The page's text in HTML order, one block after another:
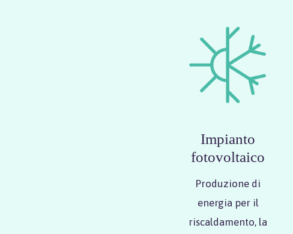
Impianto
fotovoltaico
Produzione di
energia per il
riscaldamento, la